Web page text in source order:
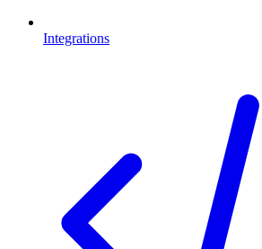
Integrations